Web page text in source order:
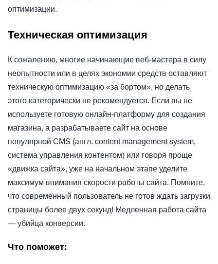
оптимизации.
Техническая оптимизация
К сожалению, многие начинающие веб-мастера в силу
неопытности или в целях экономии средств оставляют
техническую оптимизацию «за бортом», но делать
этого категорически не рекомендуется. Если вы не
используете готовую онлайн-платформу для создания
магазина, а разрабатываете сайт на основе
популярной CMS (англ. content management system,
система управления контентом) или говоря проще
«движка сайта», уже на начальном этапе уделите
максимум внимания скорости работы сайта. Помните,
что современный пользователь не готов ждать загрузки
страницы более двух секунд! Медленная работа сайта
— убийца конверсии.
Что поможет: